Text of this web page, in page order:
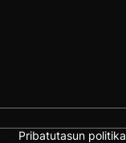
Pribatutasun politika